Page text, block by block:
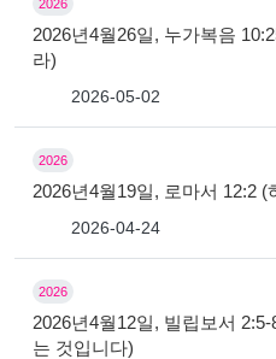
2026
2026년4월26일, 누가복음
라)
2026-05-02
2026
2026년4월19일, 로마서 12:2
2026-04-24
2026
2026년4월12일, 빌립보서
는 것입니다)